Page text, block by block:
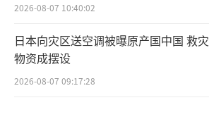
2026-08-07 10:40:02
日本向灾区送空调被曝原产国中国 救灾
物资成摆设
2026-08-07 09:17:28